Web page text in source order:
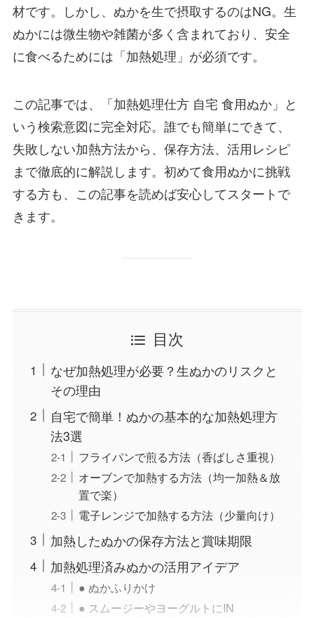
材です。しかし、ぬかを生で摂取するのはNG。生
ぬかには微生物や雑菌が多く含まれており、安全
に食べるためには「加熱処理」が必須です。
この記事では、「加熱処理仕方 自宅 食用ぬか」と
いう検索意図に完全対応。誰でも簡単にできて、
失敗しない加熱方法から、保存方法、活用レシピ
まで徹底的に解説します。初めて食用ぬかに挑戦
する方も、この記事を読めば安心してスタートで
きます。
目次
なぜ加熱処理が必要？生ぬかのリスクと
その理由
自宅で簡単！ぬかの基本的な加熱処理方
法3選
フライパンで煎る方法（香ばしさ重視）
オーブンで加熱する方法（均一加熱＆放
置で楽）
電子レンジで加熱する方法（少量向け）
加熱したぬかの保存方法と賞味期限
加熱処理済みぬかの活用アイデア
● ぬかふりかけ
● スムージーやヨーグルトにIN